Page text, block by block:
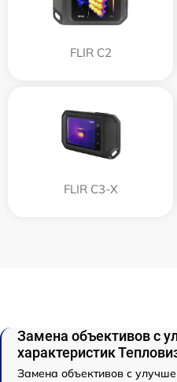
FLIR C2
FLIR С3-Х
Замена объективов с
характеристик
Замена объективов с